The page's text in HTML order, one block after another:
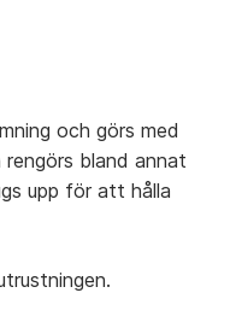
och görs med
bland annat
upp för att hålla